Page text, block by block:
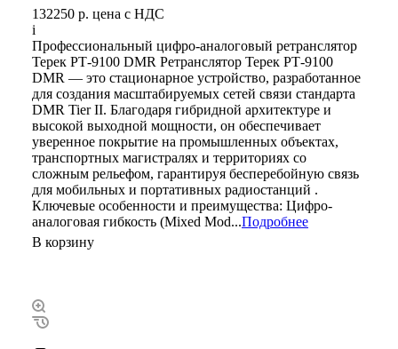
132250 р. цена с НДС
i
Профессиональный цифро-аналоговый ретранслятор
Терек РТ-9100 DMR Ретранслятор Терек РТ-9100
DMR — это стационарное устройство, разработанное
для создания масштабируемых сетей связи стандарта
DMR Tier II. Благодаря гибридной архитектуре и
высокой выходной мощности, он обеспечивает
уверенное покрытие на промышленных объектах,
транспортных магистралях и территориях со
сложным рельефом, гарантируя бесперебойную связь
для мобильных и портативных радиостанций .
Ключевые особенности и преимущества: Цифро-
аналоговая гибкость (Mixed Mod...Подробнее
В корзину